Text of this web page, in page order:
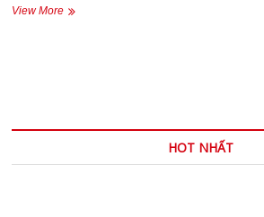
View MoreQuàng
HOT NHẤT